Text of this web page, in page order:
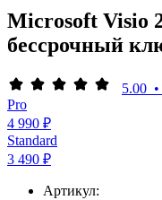
Microsoft Visio
бессрочный
5.00 •
Pro
4 990 ₽
Standard
3 490 ₽
Артикул: